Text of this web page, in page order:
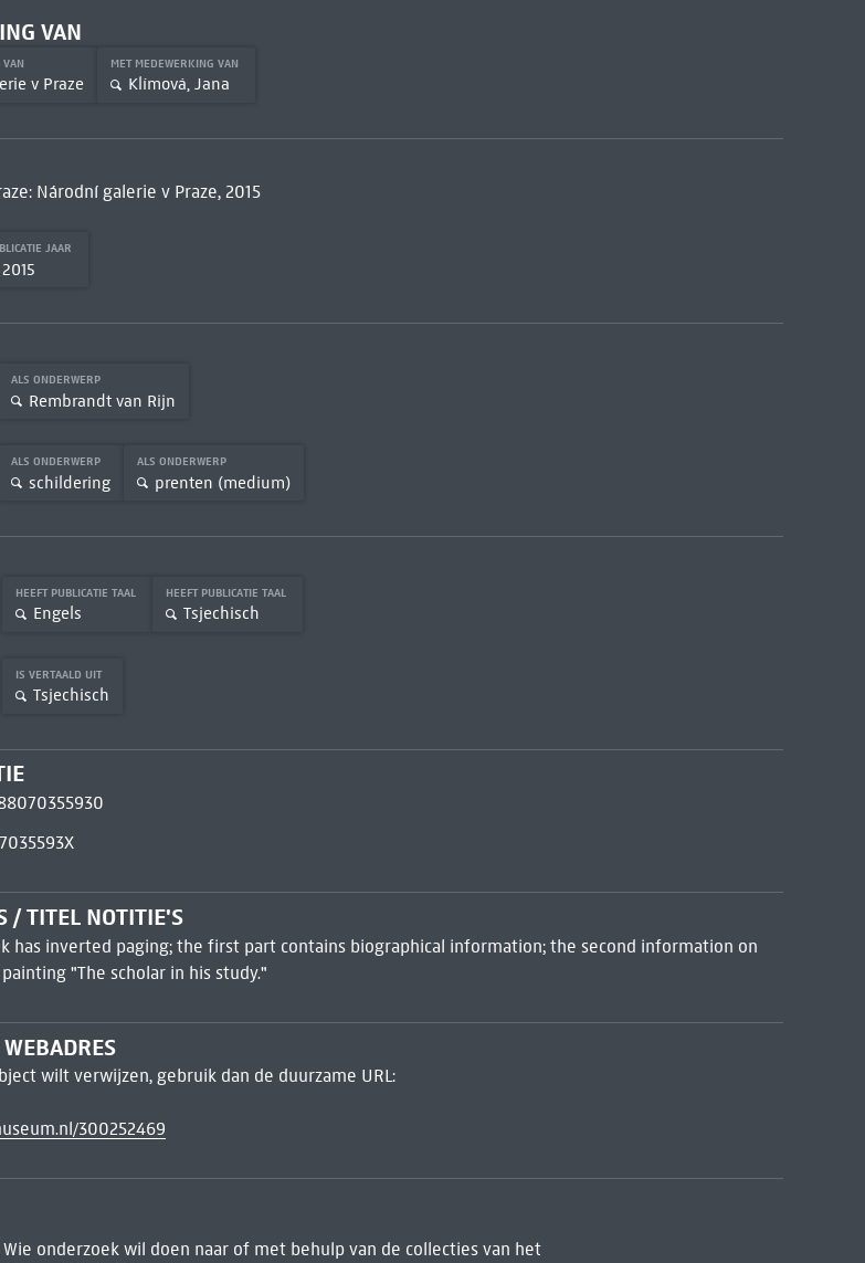
VAN
VAN
v Praze
MET MEDEWERKING VAN
Klímová, Jana
Národní galerie v Praze, 2015
JAAR
2015
ALS ONDERWERP
Rembrandt van Rijn
ALS ONDERWERP
schildering
ALS ONDERWERP
prenten (medium)
HEEFT PUBLICATIE TAAL
Engels
HEEFT PUBLICATIE TAAL
Tsjechisch
IS VERTAALD UIT
Tsjechisch
/ TITEL NOTITIE'S
has inverted paging; the first part contains biographical information; the second information on
"The scholar in his study."
wilt verwijzen, gebruik dan de duurzame URL:
300252469
onderzoek wil doen naar of met behulp van de collecties van het